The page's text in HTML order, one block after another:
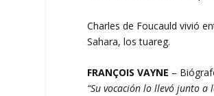
Charles de Foucauld vivió
Sahara, los tuareg.
FRANÇOIS VAYNE –
“Su vocación lo llevó junto